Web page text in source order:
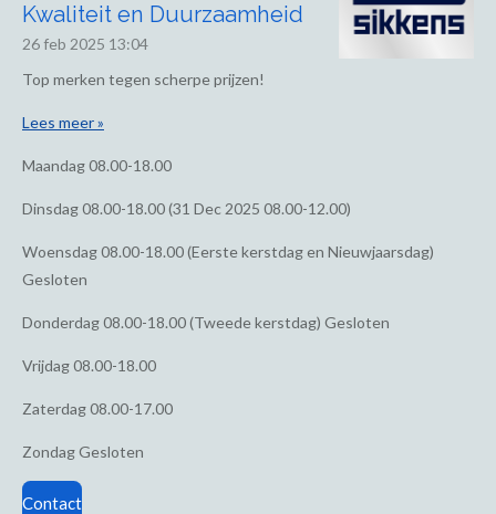
Kwaliteit en Duurzaamheid
26 feb 2025 13:04
Top merken tegen scherpe prijzen!
Lees meer »
Maandag08.00-18.00
Dinsdag08.00-18.00 (31 Dec 2025 08.00-12.00)
Woensdag08.00-18.00 (Eerste kerstdag en Nieuwjaarsdag)
Gesloten
Donderdag08.00-18.00 (Tweede kerstdag) Gesloten
Vrijdag08.00-18.00
Zaterdag08.00-17.00
ZondagGesloten
Contact